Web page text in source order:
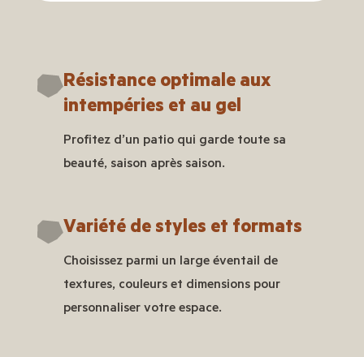
Résistance optimale aux
intempéries et au gel
Profitez d’un patio qui garde toute sa
beauté, saison après saison.
Variété de styles et formats
Choisissez parmi un large éventail de
textures, couleurs et dimensions pour
personnaliser votre espace.